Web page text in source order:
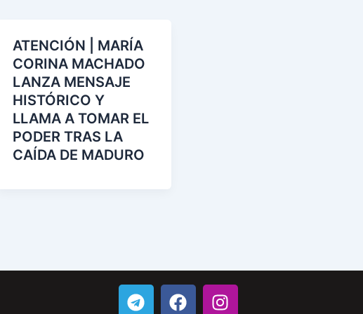
ATENCIÓN | MARÍA
CORINA MACHADO
LANZA MENSAJE
HISTÓRICO Y
LLAMA A TOMAR EL
PODER TRAS LA
CAÍDA DE MADURO
T
F
I